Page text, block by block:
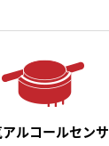
ルコールセンサ